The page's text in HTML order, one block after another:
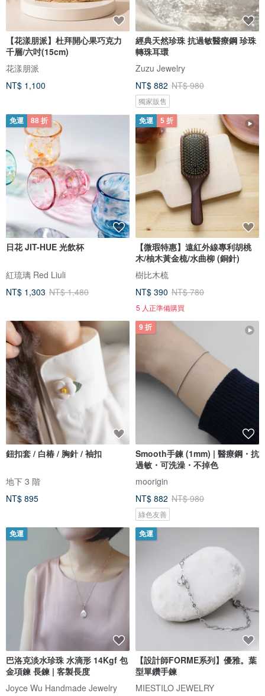
【花漾朋派】杜拜開心果巧克力
千層/六吋(15cm)
花漾朋派
NT$ 1,100
經典天然珍珠 抗過敏醫療鋼 珍珠
轉珠耳環
Zuzu Jewelry
NT$ 882 NT$ 980
獨家販售
免運 88 折
日花 JIT-HUE 光飲杯
紅琉璃 Red Liuli
NT$ 1,303 NT$ 1,480
免運 5 折
【微瑕特惠】遠紅外線專利胡桃
木/柚木黃金梳/水曲柳 (銅針)
樹比木梳
NT$ 390 NT$ 780
5 人正準備購買
鈕扣套 / 白椿 / 胸針 / 袖扣
地下 3 階
NT$ 895
9 折
Smooth手鍊 (1mm) | 醫療鋼・抗
過敏・可洗澡・不掉色
moorigin
NT$ 882 NT$ 980
綠色友善
免運
巴洛克淡水珍珠 水滴形 14Kgf 包
金項鍊 長鍊 | 客製長度
Joyce Wu Handmade Jewelry
免運
【設計師FORME系列】優雅。葉
型單鑽手鍊
MIESTILO JEWELRY